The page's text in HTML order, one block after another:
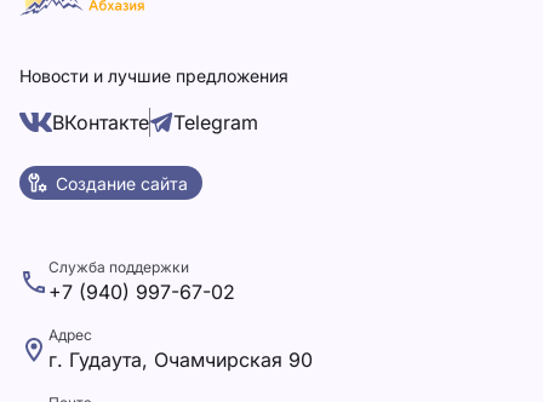
Новости и лучшие предложения
ВКонтакте Telegram
Создание сайта
Служба поддержки
+7 (940) 997-67-02
Адрес
г. Гудаута, Очамчирская 90